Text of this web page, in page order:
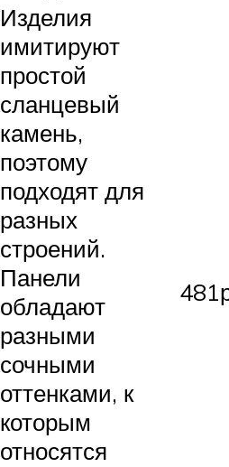
Изделия
имитируют
простой
сланцевый
камень,
поэтому
подходят для
разных
строений.
Панели
обладают
разными
сочными
оттенками, к
которым
относятся